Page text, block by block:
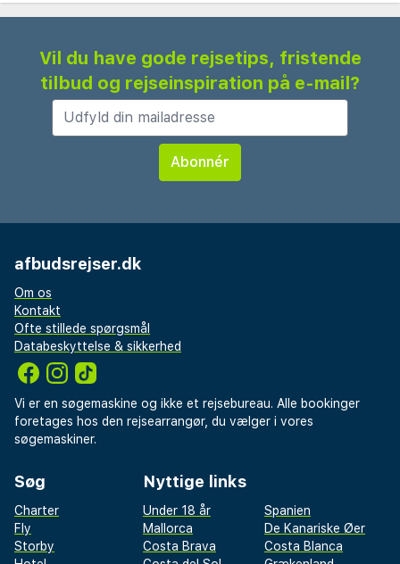
Vil du have gode rejsetips, fristende
tilbud og rejseinspiration på e-mail?
afbudsrejser.dk
Om os
Kontakt
Ofte stillede spørgsmål
Databeskyttelse & sikkerhed
Vi er en søgemaskine og ikke et rejsebureau. Alle bookinger
foretages hos den rejsearrangør, du vælger i vores
søgemaskiner.
Søg
Charter
Fly
Storby
Nyttige links
Under 18 år
Spanien
Mallorca
De Kanariske Øer
Costa Brava
Costa Blanca